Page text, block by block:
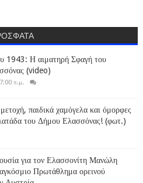
1943: Η αιματηρή Σφαγή του
(video)
π.μ.
παιδικά χαμόγελα και όμορφες
του Δήμου Ελασσόνας! (φωτ.)
για τον Ελασσονίτη Μανώλη
Πρωτάθλημα ορεινού